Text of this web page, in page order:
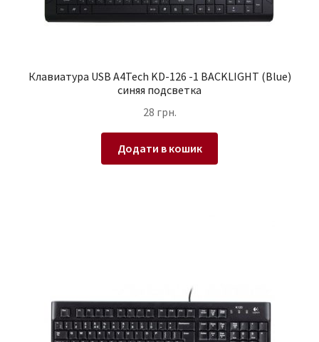
Клавиатура USB A4Tech KD-126 -1 BACKLIGHT (Blue)
синяя подсветка
28 грн.
Додати в кошик